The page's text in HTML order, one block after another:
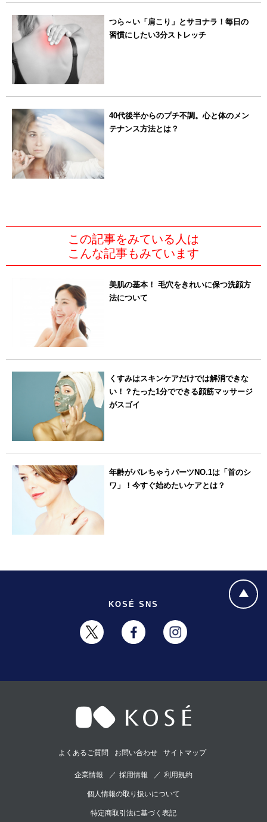
つら～い「肩こり」とサヨナラ！毎日の
習慣にしたい3分ストレッチ
40代後半からのプチ不調。心と体のメン
テナンス方法とは？
この記事をみている人は
こんな記事もみています
美肌の基本！ 毛穴をきれいに保つ洗顔方
法について
くすみはスキンケアだけでは解消できな
い！？たった1分でできる顔筋マッサージ
がスゴイ
年齢がバレちゃうパーツNO.1は「首のシ
ワ」！今すぐ始めたいケアとは？
KOSÉ SNS
よくあるご質問 お問い合わせ サイトマップ
企業情報 採用情報 利用規約
個人情報の取り扱いについて
特定商取引法に基づく表記